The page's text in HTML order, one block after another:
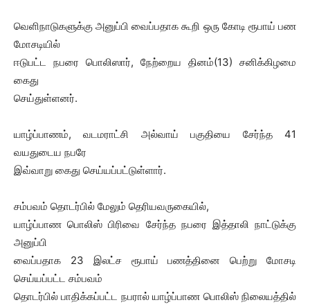
வெளிநாடுகளுக்கு அனுப்பி வைப்பதாக கூறி ஒரு கோடி ரூபாய் பண
மோசடியில்
ஈடுபட்ட நபரை பொலிஸார், நேற்றைய தினம்(13) சனிக்கிழமை
கைது
செய்துள்ளனர்.
யாழ்ப்பாணம், வடமராட்சி அல்வாய் பகுதியை சேர்ந்த 41
வயதுடைய நபரே
இவ்வாறு கைது செய்யப்பட்டுள்ளார்.
சம்பவம் தொடர்பில் மேலும் தெரியவருகையில்,
யாழ்ப்பாண பொலிஸ் பிரிவை சேர்ந்த நபரை இத்தாலி நாட்டுக்கு
அனுப்பி
வைப்பதாக 23 இலட்ச ரூபாய் பணத்தினை பெற்று மோசடி
செய்யப்பட்ட சம்பவம்
தொடர்பில் பாதிக்கப்பட்ட நபரால் யாழ்ப்பாண பொலிஸ் நிலையத்தில்